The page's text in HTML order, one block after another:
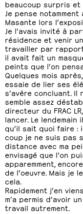
beaucoup surpris et
Je pense
Masante lors
Je l’avais invité à
résidence et venir
travailler par
il avait fait un
peints que l’on
Quelques mois
essaie de lier ses
s’avère concluant.
semble assez
directeur du FRAC
lancer. Le lendemain
qu’il sait quoi faire :
coup je ne suis pas
distance avec ma
envisagé que l’on
apparemment,
de l’oeuvre. Mais je
cela.
Rapidement j’en
m’a permis d’avoir
travail autrement.